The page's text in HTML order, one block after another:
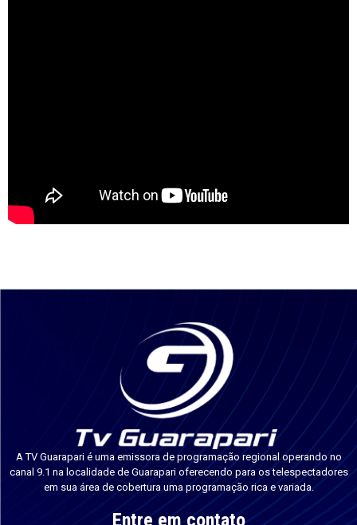
A TV Guarapari é uma emissora de programação regional operando no
canal 9.1 na localidade de Guarapari oferecendo para os telespectadores
em sua área de cobertura uma programação rica e variada.
Entre em contato